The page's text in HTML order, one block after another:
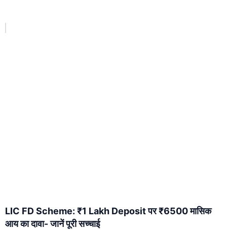
LIC FD Scheme: ₹1 Lakh Deposit पर ₹6500 मासिक
आय का दावा- जानें पूरी सच्चाई